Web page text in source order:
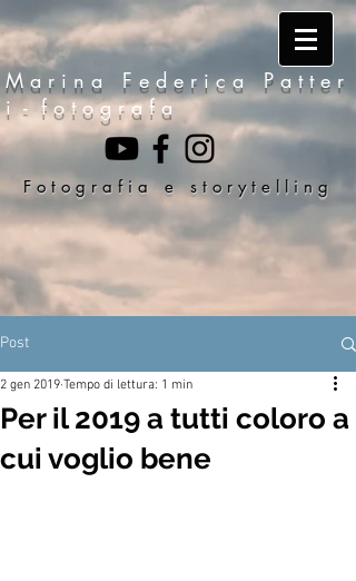
M a r i n a F e d e r i c a P a t t e r
i - f o t o g r a f a
F o t o g r a f i a e s t o r y t e l l i n g
Post
Per il 2019 a tutti coloro a
cui voglio bene
2 gen 2019 Tempo di lettura: 1 min